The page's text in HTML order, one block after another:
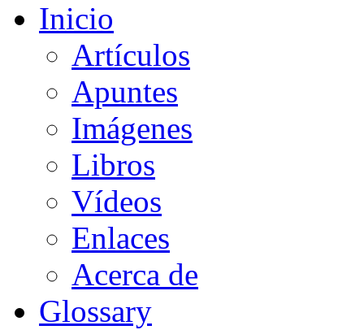
Inicio
Artículos
Apuntes
Imágenes
Libros
Vídeos
Enlaces
Acerca de
Glossary